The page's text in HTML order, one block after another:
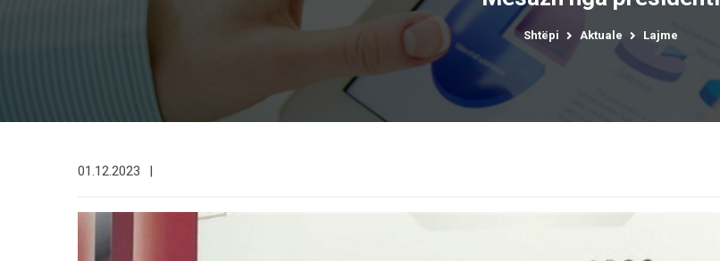
Shtëpi Aktuale Lajme
01.12.2023 |